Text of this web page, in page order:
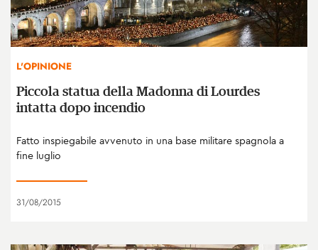
L'OPINIONE
Piccola statua della Madonna di Lourdes
intatta dopo incendio
Fatto inspiegabile avvenuto in una base militare spagnola a
fine luglio
31/08/2015